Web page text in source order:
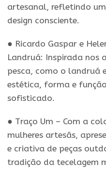
artesanal, refletindo
design consciente.
● Ricardo Gaspar e
Landruá: Inspirada nos
pesca, como o landruá
estética, forma e
sofisticado.
● Traço Um – Com a
mulheres artesãs,
e criativa de peças
tradição da tecelagem